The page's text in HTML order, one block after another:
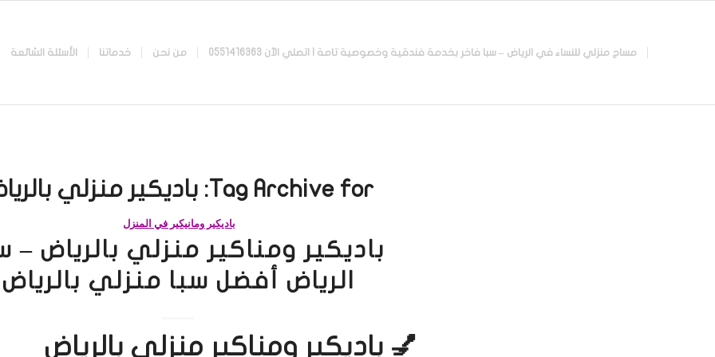
مساج منزلي للنساء في الرياض – سبا فاخر بخدمة فندقية وخصوصية تامة | اتصلي الآن 0551416363 من نحن خدماتنا الأسئلة الشائعة
Tag Archive for: باديكير منزلي
باديكير ومانيكير في المنزل
باديكير ومناكير منزلي بالرياض –
الرياض أفضل سبا منزلي بالرياض
💅 باديكير ومناكير منزلي بالرياض